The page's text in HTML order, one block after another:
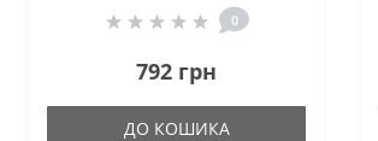
0
792 грн
ДО КОШИКА